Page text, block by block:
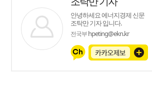
안녕하세요 에너지경제 신문
조탁만 기자 입니다.
전국부hpeting@ekn.kr